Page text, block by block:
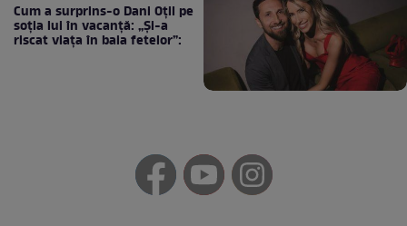
Cum a surprins-o Dani Oțil pe
soția lui în vacanță: „Și-a
riscat viața în baia fetelor”: